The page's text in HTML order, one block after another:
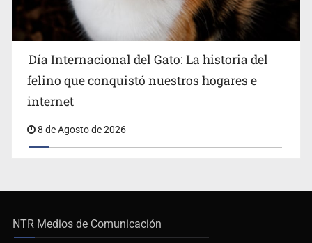
Día Internacional del Gato: La historia del
felino que conquistó nuestros hogares e
internet
8 de Agosto de 2026
NTR Medios de Comunicación